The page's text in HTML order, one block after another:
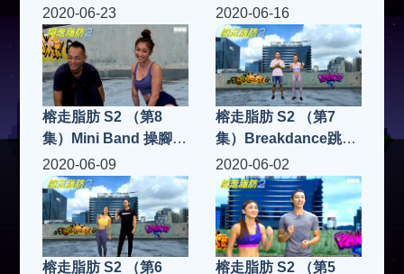
2020-06-23
榕走脂肪 S2 （第8
集）Mini Band 操腳十
式
2020-06-16
榕走脂肪 S2 （第7
集）Breakdance跳舞
十式
2020-06-09
榕走脂肪 S2 （第6
2020-06-02
榕走脂肪 S2 （第5